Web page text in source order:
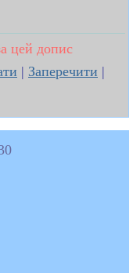
цей допис
| Заперечити |